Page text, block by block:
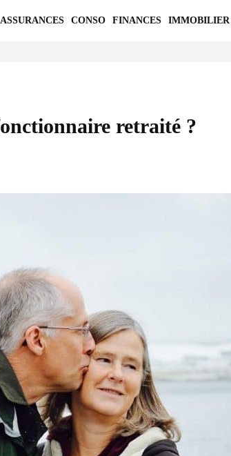
ASSURANCES CONSO FINANCES IMMOBILIER
retraité ?